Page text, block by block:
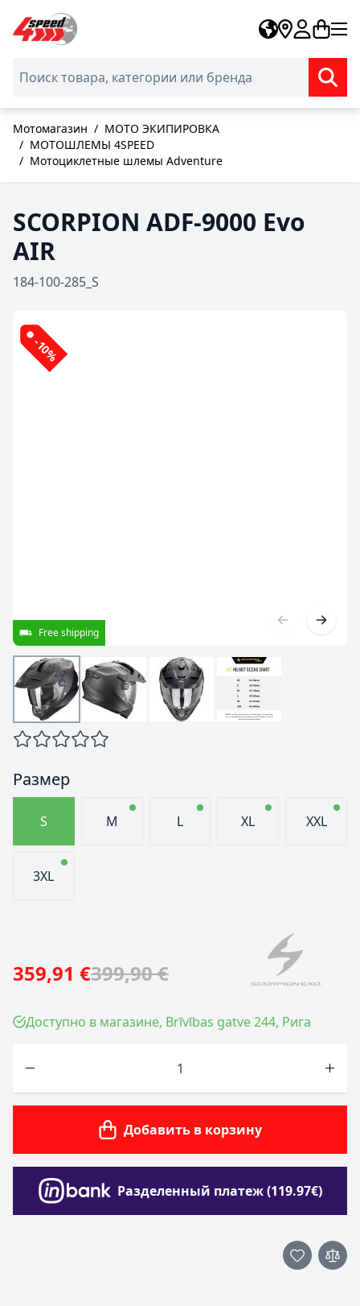
Skip to Content
Мотомагазин / МОТО ЭКИПИРОВКА
/ МОТОШЛЕМЫ 4SPEED
/ Мотоциклетные шлемы Adventure
SCORPION ADF-9000 Evo
AIR
184-100-285_S
-10%
Free shipping
Размер
S M L XL XXL
3XL
359,91 €399,90 €
Доступно в магазине, Brīvības gatve 244, Рига
Добавить в корзину
Разделенный платеж (119.97€)